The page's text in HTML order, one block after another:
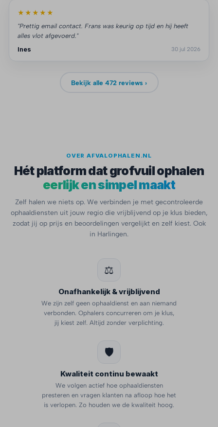
★★★★★
"Prettig email contact. Frans was keurig op tijd en hij heeft
alles vlot afgevoerd."
Ines
30 jul 2026
Bekijk alle 472 reviews ›
OVER AFVALOPHALEN.NL
Hét platform dat grofvuil ophalen
eerlijk en simpel maakt
Zelf halen we niets op. We verbinden je met gecontroleerde
ophaaldiensten uit jouw regio die vrijblijvend op je klus bieden,
zodat jij op prijs en beoordelingen vergelijkt en zelf kiest. Ook
in Harlingen.
⚖️
Onafhankelijk & vrijblijvend
We zijn zelf geen ophaaldienst en aan niemand
verbonden. Ophalers concurreren om je klus,
jij kiest zelf. Altijd zonder verplichting.
🛡️
Kwaliteit continu bewaakt
We volgen actief hoe ophaaldiensten
presteren en vragen klanten na afloop hoe het
is verlopen. Zo houden we de kwaliteit hoog.